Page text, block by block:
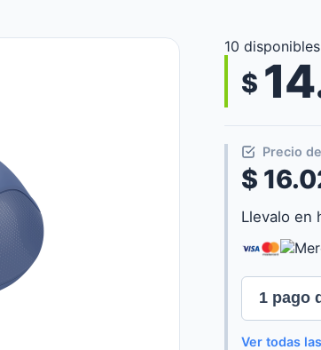
10 disponibles
$
Precio
$
Llevalo en
Ver todas